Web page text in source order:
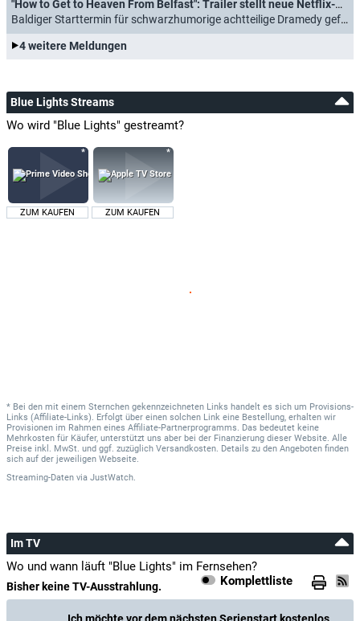
"How to Get to Heaven From Belfast": Trailer stellt neue Netflix-Comedy von "Derry Girls"-Macher vor
Baldiger Starttermin für schwarzhumorige achtteilige Dramedy gefunden (16.01.2026)
4 weitere Meldungen
Blue Lights Streams
Wo wird "Blue Lights" gestreamt?
ZUM KAUFEN ZUM KAUFEN
* Bei den mit einem Sternchen gekennzeichneten Links handelt es sich um Provisions-
Links (Affiliate-Links). Erfolgt über einen solchen Link eine Bestellung, erhalten wir
Provisionen im Rahmen eines Affiliate-Partnerprogramms. Das bedeutet keine
Mehrkosten für Käufer, unterstützt uns aber bei der Finanzierung dieser Website. Alle
Preise inkl. MwSt. und ggf. zuzüglich Versandkosten. Details zu den Angeboten finden
sich auf der jeweiligen Webseite.
Streaming-Daten via JustWatch.
Im TV
Wo und wann läuft "Blue Lights" im Fernsehen?
Komplettliste
Bisher keine TV-Ausstrahlung.
Ich möchte vor dem nächsten Serienstart kostenlos